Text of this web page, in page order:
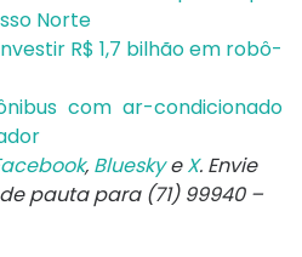
Norte
R$ 1,7 bilhão em robô-
com ar-condicionado
, BlueskyeX. Envie
pauta para (71) 99940 –